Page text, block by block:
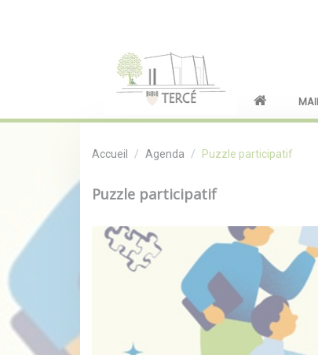
Accueil Agenda Puzzle participatif
Puzzle participatif